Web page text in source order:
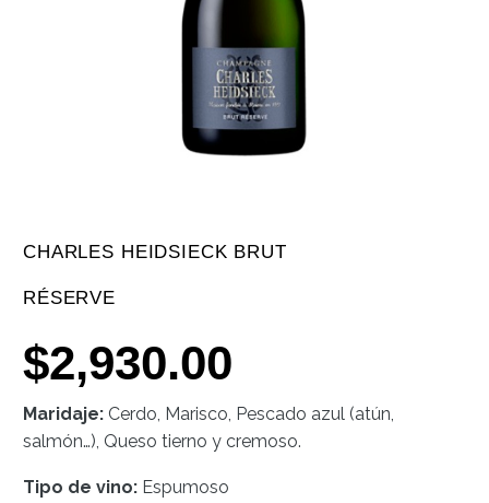
CHARLES HEIDSIECK BRUT
RÉSERVE
$2,930.00
Maridaje: Cerdo, Marisco, Pescado azul (atún,
salmón…), Queso tierno y cremoso.
Tipo de vino: Espumoso